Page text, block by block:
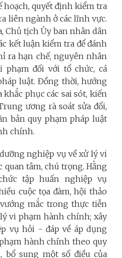
hoạch, quyết định kiểm tra
liên ngành ở các lĩnh vực.
Chủ tịch Ủy ban nhân dân
kết luận kiểm tra để đánh
ra hạn chế, nguyên nhân
đối với tổ chức, cá
luật. Đồng thời, hướng
phục các sai sót, kiến
ương rà soát sửa đổi,
bản quy phạm pháp luật
chính.
nghiệp vụ về xử lý vi
tâm, chú trọng. Hằng
tập huấn nghiệp vụ
cuộc tọa đàm, hội thảo
mắc trong thực tiễn
vi phạm hành chính; xây
vụ hỏi - đáp về áp dụng
hành chính theo quy
bổ sung một số điều của